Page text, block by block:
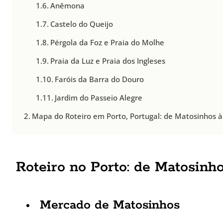
Anêmona
Castelo do Queijo
Pérgola da Foz e Praia do Molhe
Praia da Luz e Praia dos Ingleses
Faróis da Barra do Douro
Jardim do Passeio Alegre
Mapa do Roteiro em Porto, Portugal: de Matosinhos à
Roteiro no Porto: de
Mercado de Matosinhos